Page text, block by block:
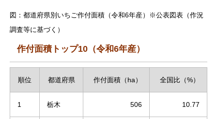
図：都道府県別いちご作付面積（令和6年産）※公表図表（作況
調査等に基づく）
作付面積トップ10（令和6年産）
順位 都道府県 作付面積（ha） 全国比（%）
1 栃木 506 10.77